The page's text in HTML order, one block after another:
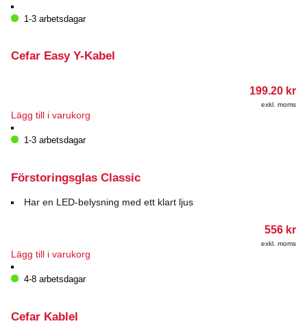
produkten
varianter.
väljas
produktsidan
1-3 arbetsdagar
Cefar Easy Y-Kabel
199.20 kr
exkl. moms
Lägg till i varukorg
1-3 arbetsdagar
Förstoringsglas Classic
Har en LED-belysning med ett klart ljus
556 kr
exkl. moms
Lägg till i varukorg
4-8 arbetsdagar
Cefar Kablel